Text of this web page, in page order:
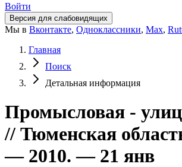
Войти
Версия для слабовидящих
Мы в Вконтакте, Одноклассники, Max,
Главная
Поиск
Детальная информация
Промысловая -
// Тюменская
— 2010. — 21 янв